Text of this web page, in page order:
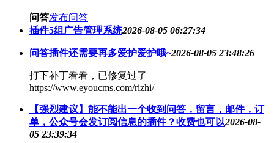
问答发布问答
插件5组广告管理系统2026-08-05 06:27:34
问答插件还需要再多爱护爱护哦~2026-08-05 23:48:26
打下补丁看看，已修复过了
https://www.eyoucms.com/rizhi/
【强烈建议】能不能出一个收到问答，留言，邮件，订
单，公众号会发订阅信息的插件？收费也可以2026-08-
05 23:39:34